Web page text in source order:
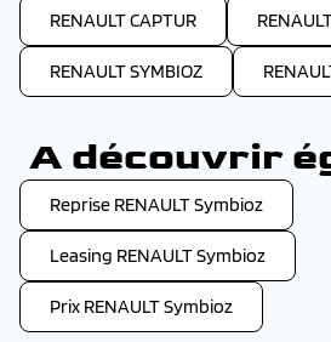
RENAULT CAPTUR
RENAULT SYMBIOZ
A découvrir
Reprise RENAULT Symbioz
Leasing RENAULT Symbioz
Prix RENAULT Symbioz